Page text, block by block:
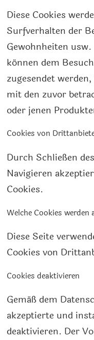
Diese Cookies
Surfverhalten der
Gewohnheiten
können dem
zugesendet
mit den zuvor
oder jenen
Cookies von
Durch Schließen
Navigieren
Cookies.
Welche Cookies werden
Diese Seite
Cookies von
Cookies deaktivieren
Gemäß dem
akzeptierte und
deaktivieren. Der